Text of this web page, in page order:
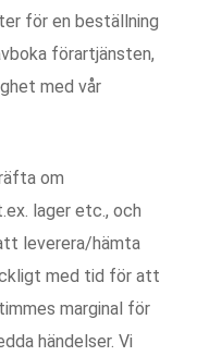
för en beställning
förartjänsten,
med vår
om
lager etc., och
leverera/hämta
med tid för att
marginal för
händelser. Vi